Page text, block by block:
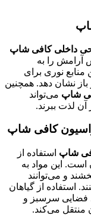
داخلی کافی شاپ
آرامش را به
منابع نوری برای
نشان دهد. همچنین
شاپ می‌تواند
لذت ببرند.
کافی شاپ
شاپ استفاده از
این مواد به
و می‌توانند
استفاده از گیاهان
فضایی سرسبز و
منتقل می‌کند.